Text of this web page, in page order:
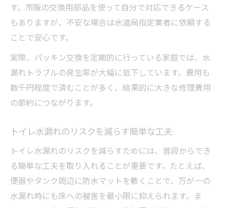
す。市販の交換用部品を使って自分で対応できるケース
もありますが、不安な場合は水道局指定業者に依頼する
ことで安心です。
実際、パッキン交換を定期的に行っている家庭では、水
漏れトラブルの発生率が大幅に低下しています。費用も
数千円程度で済むことが多く、結果的に大きな修理費用
の節約につながります。
トイレ水漏れのリスクを減らす簡単な工夫
トイレ水漏れのリスクを減らすためには、普段からでき
る簡単な工夫を取り入れることが重要です。たとえば、
便器やタンク周辺に防水マットを敷くことで、万が一の
水漏れ時にも床への被害を最小限に抑えられます。ま